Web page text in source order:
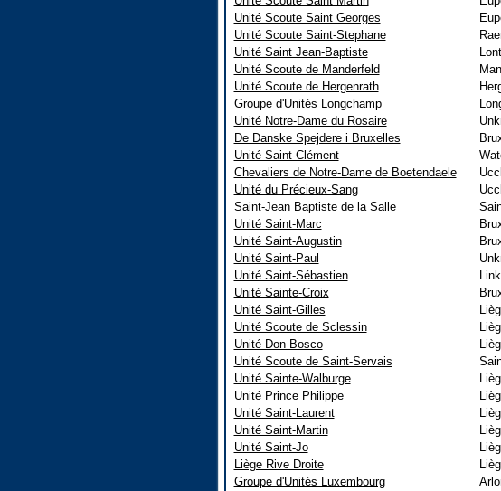
Unité Scoute Saint Georges
Unité Scoute Saint-Stephane
Unité Saint Jean-Baptiste
Unité Scoute de Manderfeld
Unité Scoute de Hergenrath
Groupe d'Unités Longchamp
Unité Notre-Dame du Rosaire
De Danske Spejdere i Bruxelles
Unité Saint-Clément
Chevaliers de Notre-Dame de Boetendaele
Unité du Précieux-Sang
Saint-Jean Baptiste de la Salle
Unité Saint-Marc
Unité Saint-Augustin
Unité Saint-Paul
Unité Saint-Sébastien
Unité Sainte-Croix
Unité Saint-Gilles
Unité Scoute de Sclessin
Unité Don Bosco
Unité Scoute de Saint-Servais
Unité Sainte-Walburge
Unité Prince Philippe
Unité Saint-Laurent
Unité Saint-Martin
Unité Saint-Jo
Liège Rive Droite
Groupe d'Unités Luxembourg